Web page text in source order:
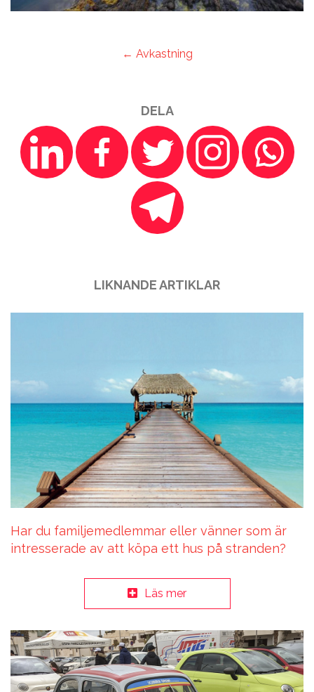
← Avkastning
DELA
LIKNANDE ARTIKLAR
Har du familjemedlemmar eller vänner som är
intresserade av att köpa ett hus på stranden?
Läs mer